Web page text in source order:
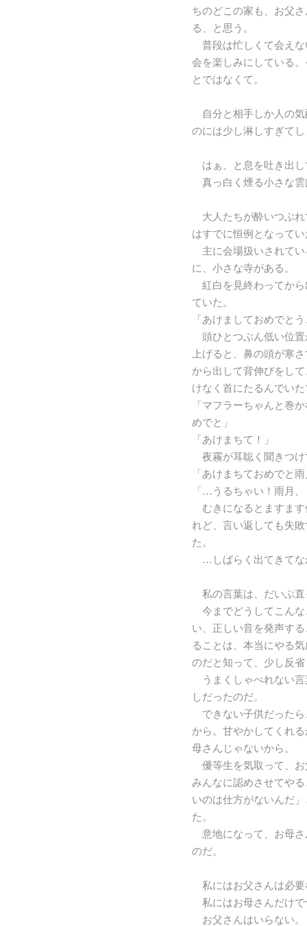
ちのどこの家も、お父
る、と思う。
普段は忙しくて会えな
会を楽しみにしている
とではなくて。
自分と相手しか人の気
のには少し淋しすぎて
はぁ、と息を吐き出し
真っ白く煙る小さな雲
大人たちが酔いつぶれ
はすでに恒例となって
主に会場扱いされてい
に、小さな寺がある。
紅白を見終わってから
ていた。
「あけましておめでと
頭ひとつぶん低い位置
上げると、鼻の頭が寒
から出して背伸びをし
けなく首にたるんでい
「マフラーちゃんと巻
めでと」
「あけまちて！」
夜霧が耳聡く聞きつけ
「あけまちておめでと
「…うるちゃい！雨月
むきになるとますます
れど、言い返しても失
た。
…しばらく出てきてな
私の言葉は、だいぶ直
今までどうしてこんな
い、正しい音を発声す
ることは、本当にやる
のだと知って、少し反
うまくしゃべれない言
しだったのだ。
できない子供だったら
から。甘やかしてくれ
母さんじゃないから。
優等生を気取って、お
みんなに認めさせてや
いのは仕方がないんだ
た。
意地になって、お母さ
のだ。
私にはお父さんは必要
私にはお母さんだけで
お父さんはいらない。